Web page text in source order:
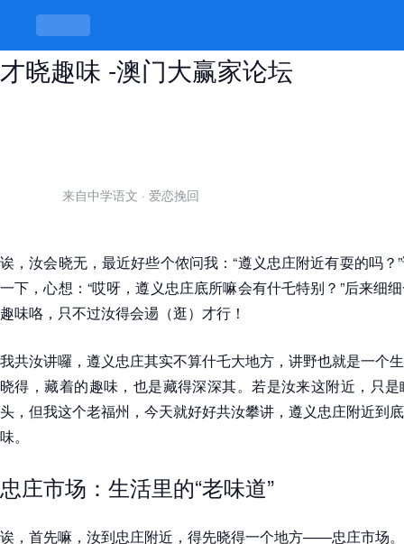
遵义忠庄附近有耍的吗，忠庄走透囉
才晓趣味 -澳门大赢家论坛
来自中学语文 · 爱恋挽回
诶，汝会晓无，最近好些个侬问我：“遵义忠庄附近有耍的吗
一下，心想：“哎呀，遵义忠庄底所嘛会有什乇特别？”后来细
趣味咯，只不过汝得会逿（逛）才行！
我共汝讲囉，遵义忠庄其实不算什乇大地方，讲野也就是一个
晓得，藏着的趣味，也是藏得深深其。若是汝来这附近，只
头，但我这个老福州，今天就好好共汝攀讲，遵义忠庄附近到
味。
忠庄市场：生活里的“老味道”
诶，首先嘛，汝到忠庄附近，得先晓得一个地方——忠庄市场